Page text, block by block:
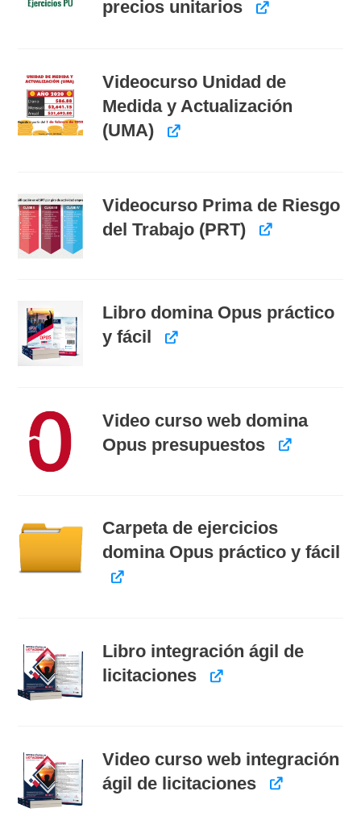
precios unitarios
Videocurso Unidad de
Medida y Actualización
(UMA)
Videocurso Prima de Riesgo
del Trabajo (PRT)
Libro domina Opus práctico
y fácil
Video curso web domina
Opus presupuestos
Carpeta de ejercicios
domina Opus práctico y fácil
Libro integración ágil de
licitaciones
Video curso web integración
ágil de licitaciones